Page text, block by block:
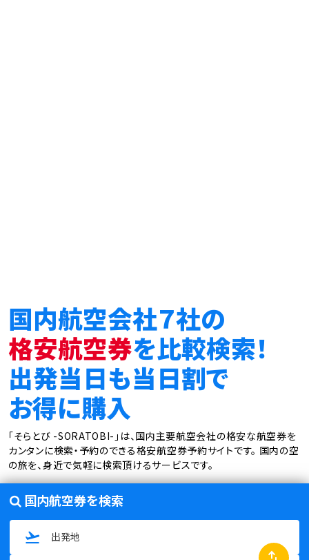
国内航空会社７社の
格安航空券を比較検索！
出発当日も当日割で
お得に購入
「そらとび -SORATOBI-」は、国内主要航空会社の格安な航空券を
カンタンに検索・予約のできる格安航空券予約サイトです。 国内の空
の旅を、身近で気軽に検索頂けるサービスです。
国内航空券を検索